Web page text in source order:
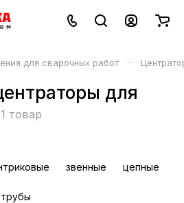
для сварочных работ –
для
1 товар
звенные цепные